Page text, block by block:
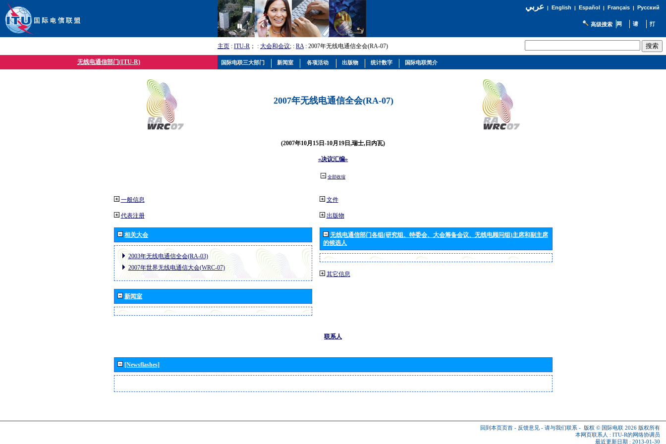
عربي| English | Español | Français| Русский
高级搜索
主页 : ITU-R ； : 大会和会议; : RA: 2007年无线电通信全会(RA-07)
无线电通信部门(ITU-R)
2007年无线电通信全会(RA-07)
(2007年10月15日-10月19日,瑞士,日内瓦)
«决议汇编»
全部收缩
一般信息
代表注册
相关大会
2003年无线电通信全会(RA-03)
2007年世界无线电通信大会(WRC-07)
新闻室
文件
出版物
无线电通信部门各组(研究组、特委会、大会筹备会议、无线电顾问组)主席和副主席
的候选人
其它信息
联系人
[Newsflashes]
回到本页页首 - 反馈意见 - 请与我们联系 - 版权 © 国际电联 2026 版权所有
本网页联系人 : ITU-R的网络协调员
最近更新日期 : 2013-01-30
国际电联三大部门 新闻室 各项活动 出版物 统计数字 国际电联简介